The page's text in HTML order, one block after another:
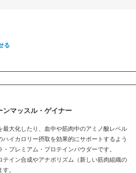
る
ンマッスル・ゲイナー
最大化したり、血中や筋肉中のアミノ酸レベル
イカロリー摂取を効果的にサポートするよう
プレミアム・プロテインパウダーです。
テイン合成やアナボリズム（新しい筋肉組織の
。